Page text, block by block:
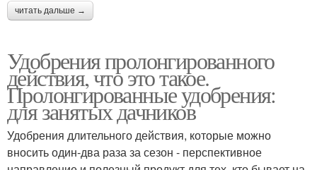
читать дальше →
Удобрения пролонгированного
действия, что это такое.
Пролонгированные удобрения:
для занятых дачников
Удобрения длительного действия, которые можно
вносить один-два раза за сезон - перспективное